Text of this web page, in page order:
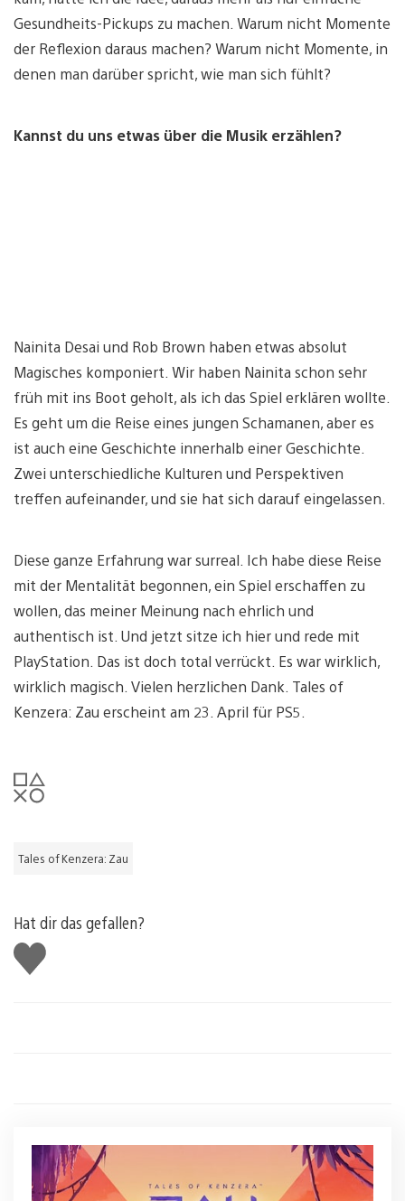
Gesundheits-Pickups zu machen. Warum nicht Momente
der Reflexion daraus machen? Warum nicht Momente, in
denen man darüber spricht, wie man sich fühlt?
Kannst du uns etwas über die Musik erzählen?
Nainita Desai und Rob Brown haben etwas absolut
Magisches komponiert. Wir haben Nainita schon sehr
früh mit ins Boot geholt, als ich das Spiel erklären wollte.
Es geht um die Reise eines jungen Schamanen, aber es
ist auch eine Geschichte innerhalb einer Geschichte.
Zwei unterschiedliche Kulturen und Perspektiven
treffen aufeinander, und sie hat sich darauf eingelassen.
Diese ganze Erfahrung war surreal. Ich habe diese Reise
mit der Mentalität begonnen, ein Spiel erschaffen zu
wollen, das meiner Meinung nach ehrlich und
authentisch ist. Und jetzt sitze ich hier und rede mit
PlayStation. Das ist doch total verrückt. Es war wirklich,
wirklich magisch. Vielen herzlichen Dank. Tales of
Kenzera: Zau erscheint am 23. April für PS5.
Tales of Kenzera: Zau
Hat dir das gefallen?
Gefällt
mir